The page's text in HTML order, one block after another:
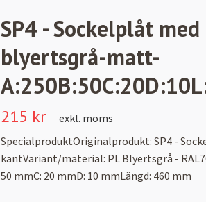
SP4 - Sockelplåt
blyertsgrå-matt-
215 kr
exkl. moms
SpecialproduktOriginalprodukt: SP4 -
kantVariant/material: PL Blyertsgrå -
50 mmC: 20 mmD: 10 mmLängd: 460 mm